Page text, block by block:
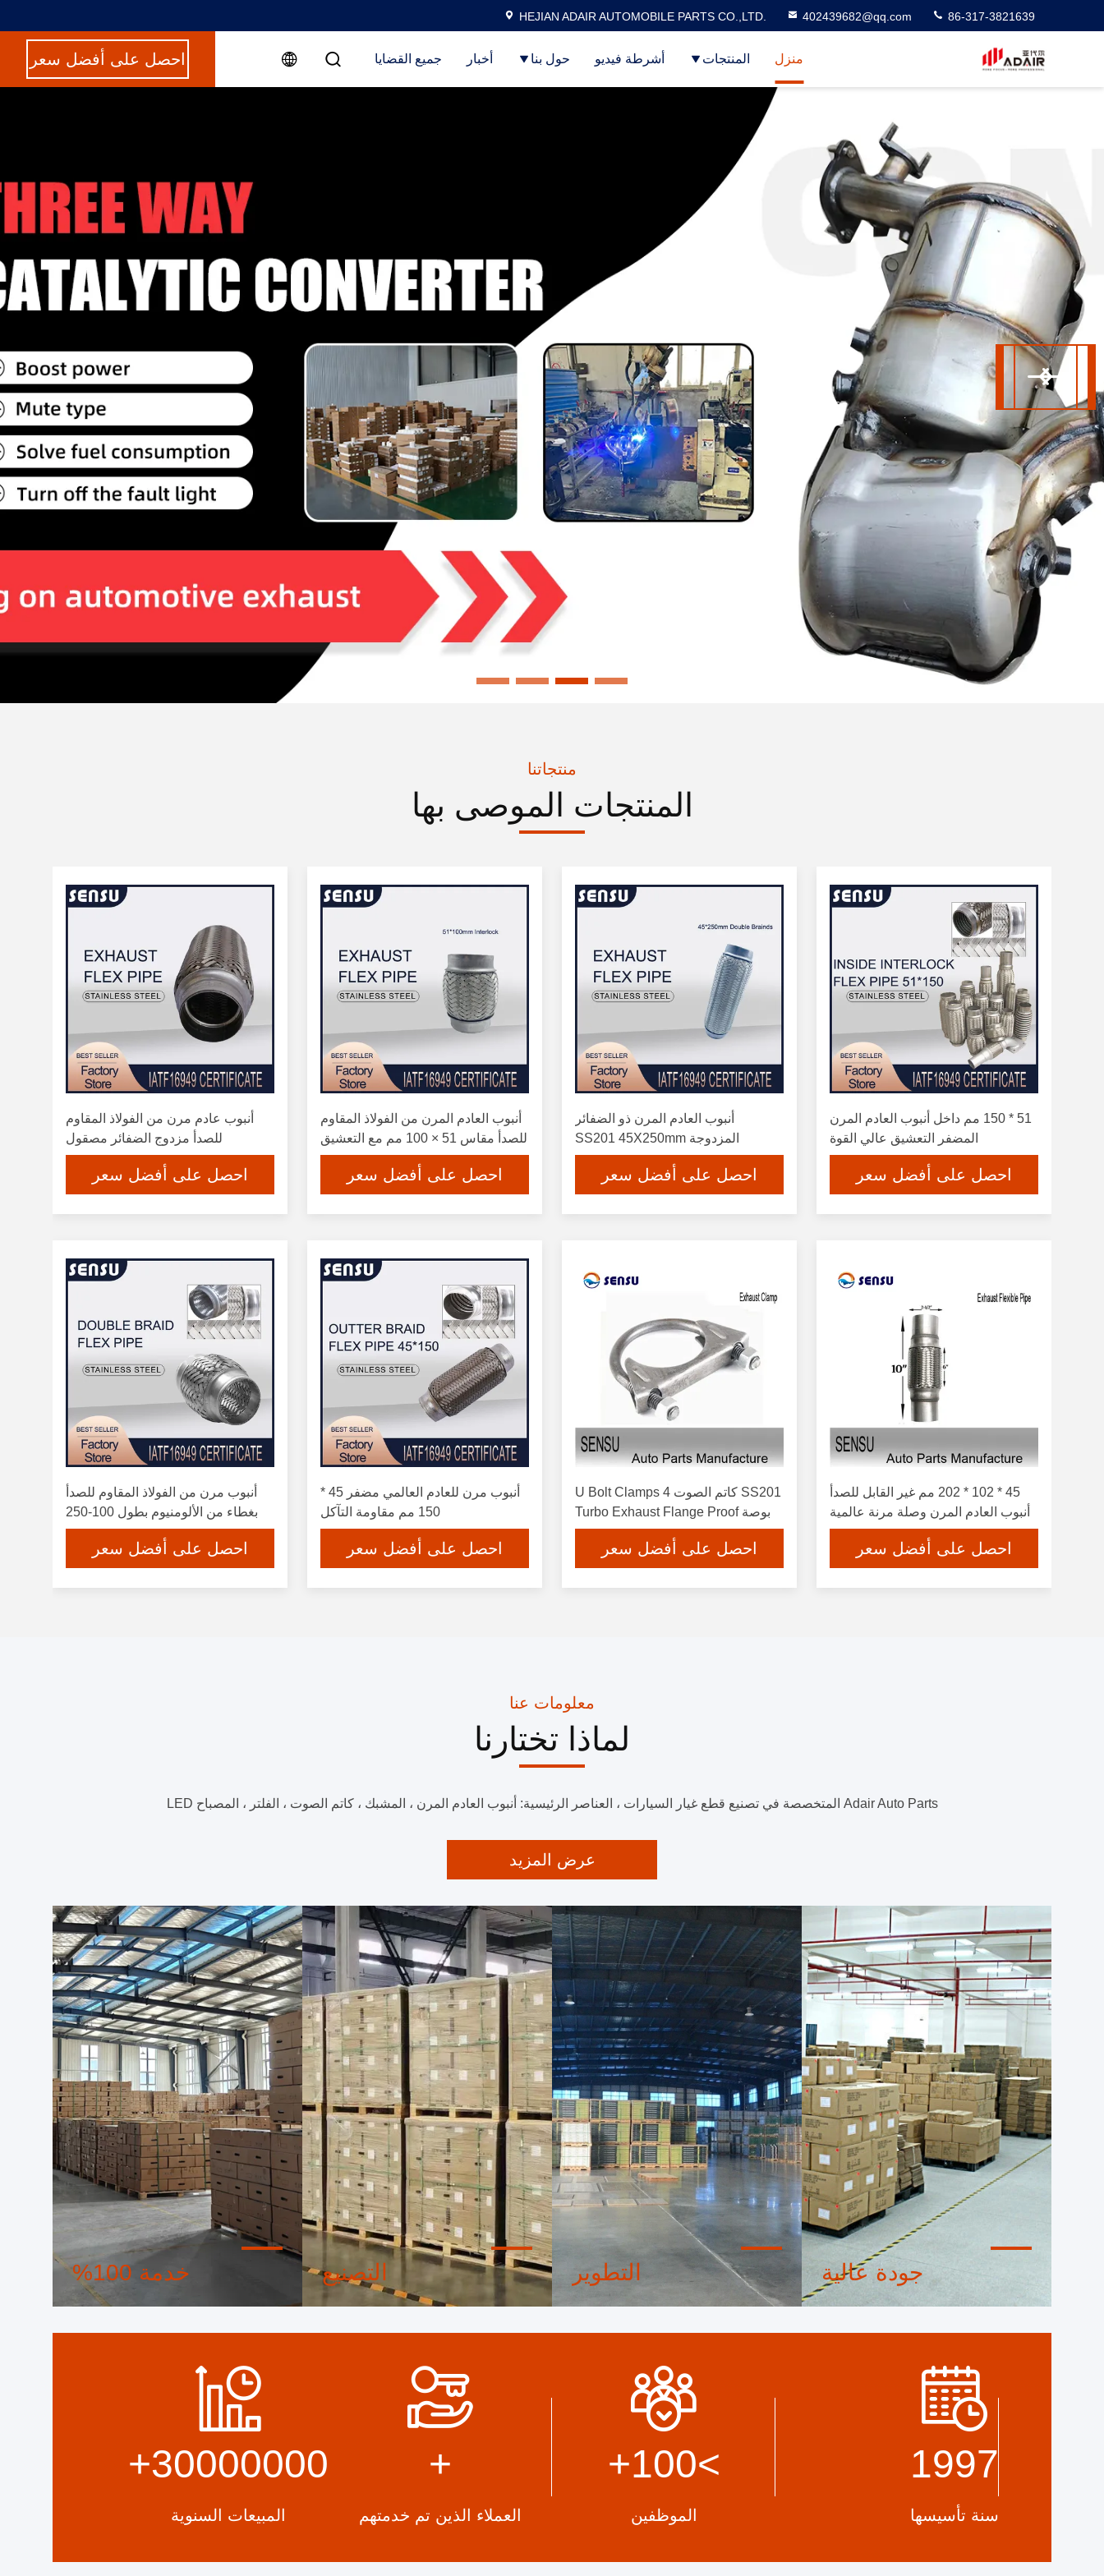
HEJIAN ADAIR AUTOMOBILE PARTS CO.,LTD. 402439682@qq.com 86-317-3821639
منزل المنتجات أشرطة فيديو حول بنا أخبار جميع القضايا احصل على أفضل سعر
منتجاتنا
المنتجات الموصى بها
أنبوب عادم مرن من الفولاذ المقاوم
للصدأ مزدوج الضفائر مصقول
احصل على أفضل سعر
أنبوب العادم المرن من الفولاذ المقاوم
للصدأ مقاس 51 × 100 مم مع التعشيق
احصل على أفضل سعر
أنبوب العادم المرن ذو الضفائر
المزدوجة SS201 45X250mm
احصل على أفضل سعر
51 * 150 مم داخل أنبوب العادم المرن
المضفر التعشيق عالي القوة
احصل على أفضل سعر
أنبوب مرن من الفولاذ المقاوم للصدأ
بغطاء من الألومنيوم بطول 100-250
مم
احصل على أفضل سعر
أنبوب مرن للعادم العالمي مضفر 45 *
150 مم مقاومة التآكل
احصل على أفضل سعر
SS201 كاتم الصوت U Bolt Clamps 4
بوصة Turbo Exhaust Flange Proof
احصل على أفضل سعر
45 * 102 * 202 مم غير القابل للصدأ
أنبوب العادم المرن وصلة مرنة عالمية
للعادم IATF16949
احصل على أفضل سعر
معلومات عنا
لماذا تختارنا
Adair Auto Parts المتخصصة في تصنيع قطع غيار السيارات ، العناصر الرئيسية: أنبوب العادم المرن ، المشبك ، كاتم الصوت ، الفلتر ، المصباح LED
عرض المزيد
جودة عالية
وتقييم قدرة المورد. الشركة لديها نظام
التطوير
عمل آلية متقدمة. يمكننا التعاون لتطوير
التصنيع
صارم في العملية. يمكننا تصنيع جميع
خدمة 100%
ظهر السفينة، تكلفة التأمين والشحن،
التسليم والرسوم المدفوعة. دعنا
نساعدك في إيجاد الحل الأمثل لجميع
1997
سنة تأسيسها
>100
+
الموظفين
+
العملاء الذين تم خدمتهم
30000000
+
المبيعات السنوية